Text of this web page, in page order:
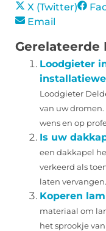
X (Twitter)
Email
Gerelateerde
Loodgieter
Loodgieter
van uw
wens en op
Is uw
een dakkapel
verkeerd als
laten
Koperen
materiaal om
het sprookje